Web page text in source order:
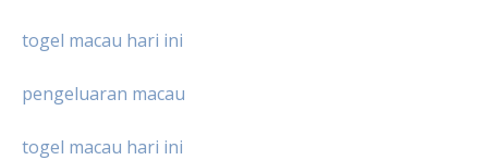
togel macau hari ini
pengeluaran macau
togel macau hari ini